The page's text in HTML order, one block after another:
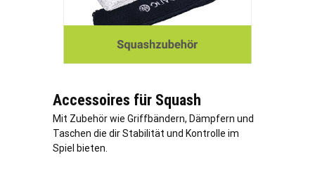
Accessoires für Squash
Mit Zubehör wie Griffbändern, Dämpfern und
Taschen die dir Stabilität und Kontrolle im
Spiel bieten.